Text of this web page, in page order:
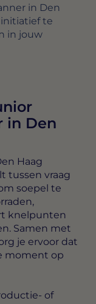
in Den
te
in jouw
in Den
Haag
tussen vraag
soepel te
knelpunten
Samen met
je ervoor dat
moment op
of